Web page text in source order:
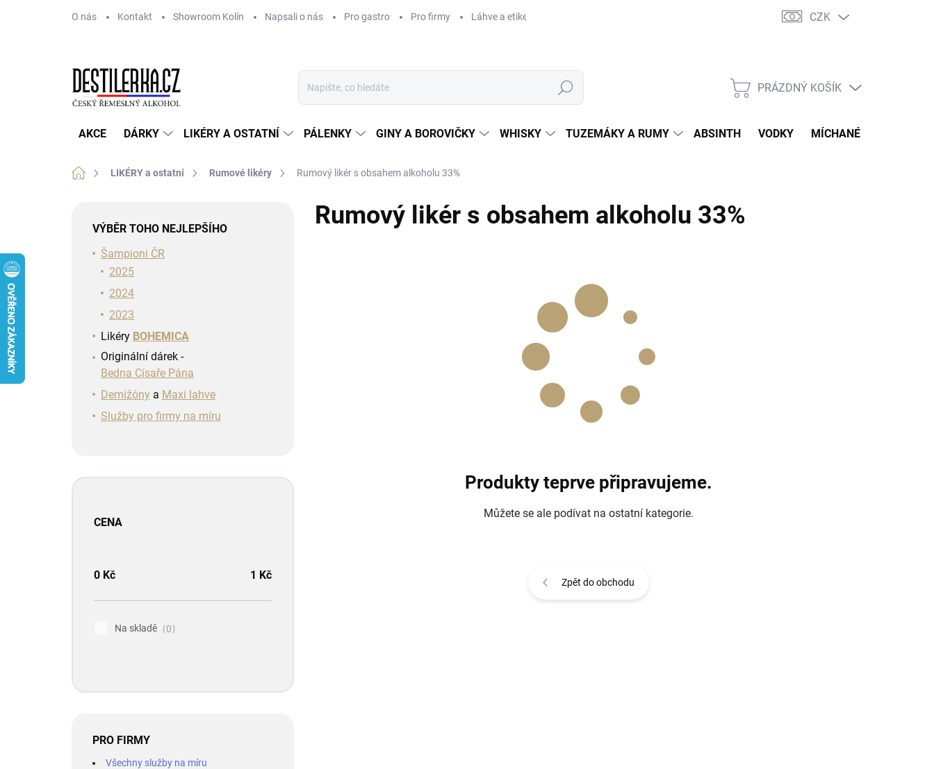
O nás Kontakt Showroom Kolín Napsali o nás Pro gastro Pro firmy Láhve a etikety na míru Doprava Jak balíme zásilky
CZK
Hledat
NÁKUPNÍ
PRÁZDNÝ KOŠÍK
AKCE DÁRKY LIKÉRY A OSTATNÍ PÁLENKY GINY A BOROVIČKY WHISKY TUZEMÁKY A RUMY ABSINTH VODKY MÍCHANÉ DRINKY
Domů LIKÉRY a ostatní Rumové likéry Rumový likér s obsahem alkoholu 33%
VÝBĚR TOHO NEJLEPŠÍHO
Šampioni ČR
2025
2024
2023
Likéry BOHEMICA
Originální dárek -
Bedna Císaře Pána
Demižóny a Maxi lahve
Služby pro firmy na míru
CENA
0 Kč 1 Kč
Na skladě 0
PRO FIRMY
Všechny služby na míru
Rumový likér s obsahem alkoholu 33%
Produkty teprve připravujeme.
Můžete se ale podívat na ostatní kategorie.
Zpět do obchodu